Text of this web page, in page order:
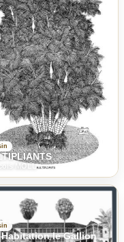
MOLL
Habitation le Gallion